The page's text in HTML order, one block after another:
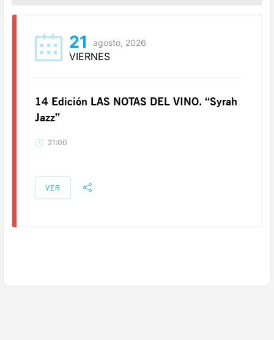
21 agosto, 2026
VIERNES
14 Edición LAS NOTAS DEL VINO. “Syrah
Jazz”
21:00
VER